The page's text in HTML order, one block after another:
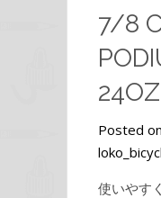
7/8
24OZ
Posted
使いやす